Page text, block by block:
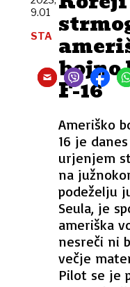
bojno
F-16
Ameriško
16 je
urjenjem
na
podeželju
Seula, je
ameriška
nesreči ni
večje
Pilot se je
9.01
STA